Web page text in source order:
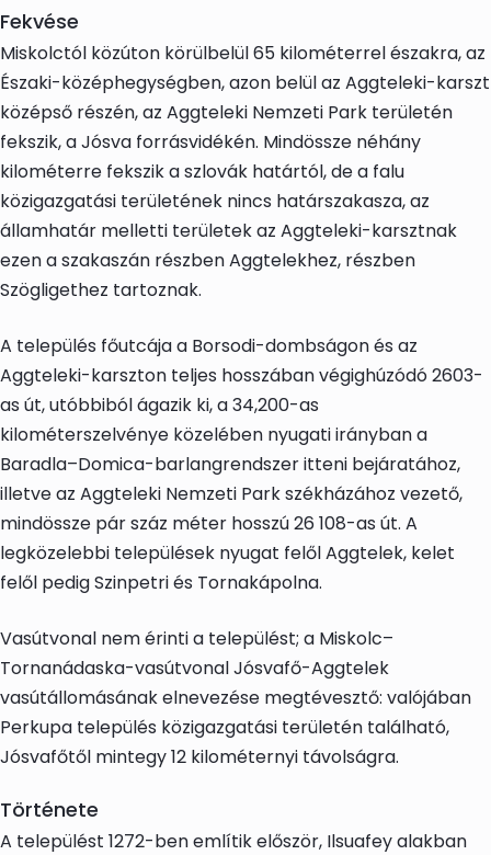
Fekvése
Miskolctól közúton körülbelül 65 kilométerrel északra, az
Északi-középhegységben, azon belül az Aggteleki-karszt
középső részén, az Aggteleki Nemzeti Park területén
fekszik, a Jósva forrásvidékén. Mindössze néhány
kilométerre fekszik a szlovák határtól, de a falu
közigazgatási területének nincs határszakasza, az
államhatár melletti területek az Aggteleki-karsztnak
ezen a szakaszán részben Aggtelekhez, részben
Szögligethez tartoznak.
A település főutcája a Borsodi-dombságon és az
Aggteleki-karszton teljes hosszában végighúzódó 2603-
as út, utóbbiból ágazik ki, a 34,200-as
kilométerszelvénye közelében nyugati irányban a
Baradla–Domica-barlangrendszer itteni bejáratához,
illetve az Aggteleki Nemzeti Park székházához vezető,
mindössze pár száz méter hosszú 26 108-as út. A
legközelebbi települések nyugat felől Aggtelek, kelet
felől pedig Szinpetri és Tornakápolna.
Vasútvonal nem érinti a települést; a Miskolc–
Tornanádaska-vasútvonal Jósvafő-Aggtelek
vasútállomásának elnevezése megtévesztő: valójában
Perkupa település közigazgatási területén található,
Jósvafőtől mintegy 12 kilométernyi távolságra.
Története
A települést 1272-ben említik először, Ilsuafey alakban